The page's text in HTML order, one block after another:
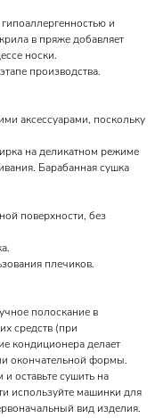
и
в пряже добавляет
носки.
производства.
аксессуарами, поскольку
на деликатном режиме
Барабанная сушка
поверхности, без
плечиков.
полоскание в
средств (при
кондиционера делает
окончательной формы.
оставьте сушить на
используйте машинки для
вид изделия.